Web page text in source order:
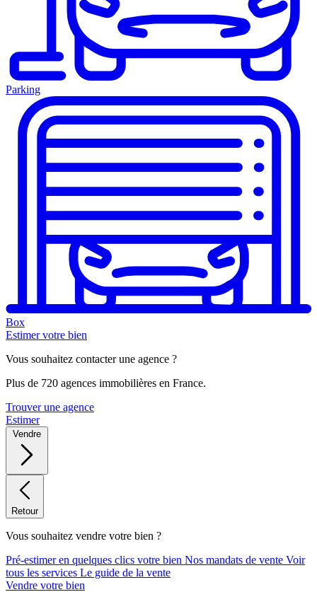
Parking
Box
Estimer votre bien
Vous souhaitez contacter une agence ?
Plus de 720 agences immobilières en France.
Trouver une agence
Estimer
Vendre
Retour
Vous souhaitez vendre votre bien ?
Pré-estimer en quelques clics votre bien Nos mandats de vente Voir
tous les services Le guide de la vente
Vendre votre bien